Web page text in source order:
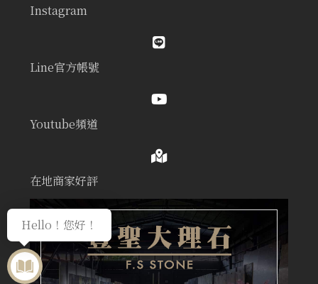
Instagram
Line官方帳號
Youtube頻道
在地商家好評
Hello！您好！